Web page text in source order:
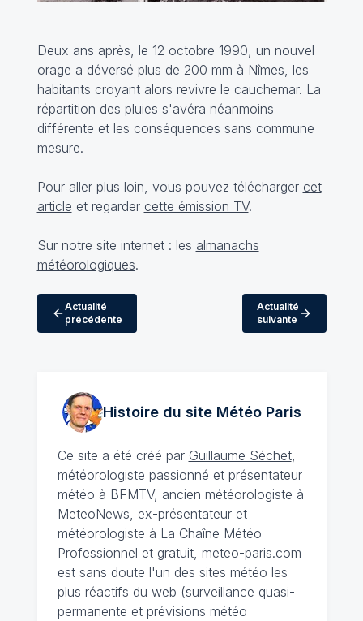
Deux ans après, le 12 octobre 1990, un nouvel
orage a déversé plus de 200 mm à Nîmes, les
habitants croyant alors revivre le cauchemar. La
répartition des pluies s'avéra néanmoins
différente et les conséquences sans commune
mesure.
Pour aller plus loin, vous pouvez télécharger cet
article et regarder cette émission TV.
Sur notre site internet : les almanachs
météorologiques.
Actualité
précédente
Actualité
suivante
Histoire du site MétéoParis
Ce site a été créé par Guillaume Séchet,
météorologiste passionné et présentateur
météo à BFMTV, ancien météorologiste à
MeteoNews, ex-présentateur et
météorologiste à La Chaîne Météo
Professionnel et gratuit, meteo-paris.com
est sans doute l'un des sites météo les
plus réactifs du web (surveillance quasi-
permanente et prévisions météo